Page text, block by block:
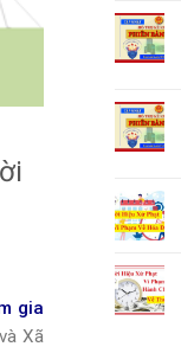
gia
Xã